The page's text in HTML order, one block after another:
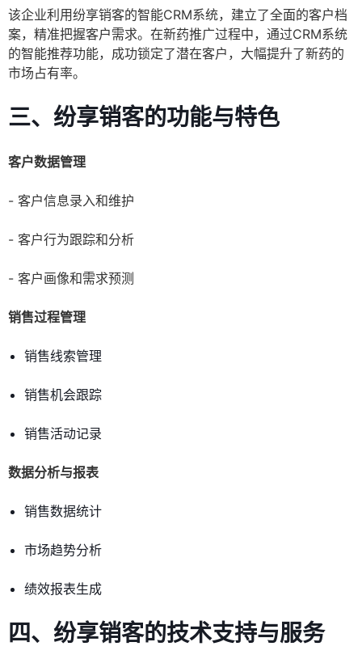
该企业利用纷享销客的智能CRM系统，建立了全面的客户档
案，精准把握客户需求。在新药推广过程中，通过CRM系统
的智能推荐功能，成功锁定了潜在客户，大幅提升了新药的
市场占有率。
三、纷享销客的功能与特色
客户数据管理
- 客户信息录入和维护
- 客户行为跟踪和分析
- 客户画像和需求预测
销售过程管理
销售线索管理
销售机会跟踪
销售活动记录
数据分析与报表
销售数据统计
市场趋势分析
绩效报表生成
四、纷享销客的技术支持与服务